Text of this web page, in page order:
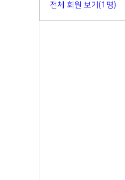
전체 회원 보기(1명)